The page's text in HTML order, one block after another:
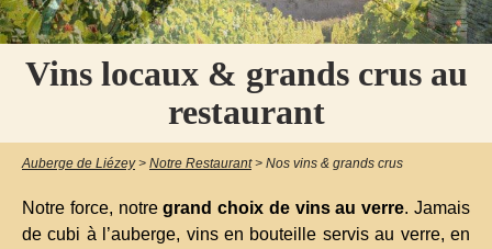
Vins locaux & grands crus au
restaurant
Auberge de Liézey > Notre Restaurant > Nos vins & grands crus
Notre force, notregrand choix de vins au verre. Jamais
de cubi à l’auberge, vins en bouteille servis au verre, en